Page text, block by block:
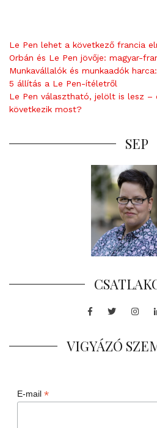
Le Pen lehet a következő francia
Orbán és Le Pen jövője: magyar-
Munkavállalók és munkaadók
5 állítás a Le Pen-ítéletről
Le Pen választható, jelölt is lesz –
következik most?
SEP
Facebook
Twitter
VIGYÁZÓ
E-mail *